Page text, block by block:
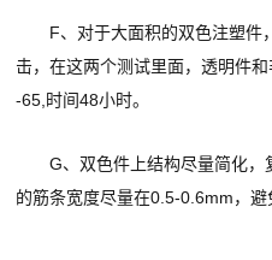
F、对于大面积的双色注塑件
击，在这两个测试里面，透明件
-65,时间48小时。
G、双色件上结构尽量简化
的筋条宽度尽量在0.5-0.6mm，避